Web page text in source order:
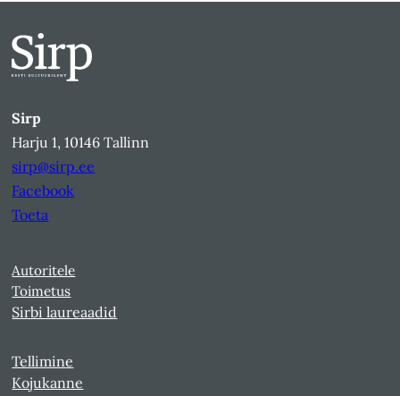
Sirp
Harju 1, 10146 Tallinn
sirp@sirp.ee
Facebook
Toeta
Autoritele
Toimetus
Sirbi laureaadid
Tellimine
Kojukanne